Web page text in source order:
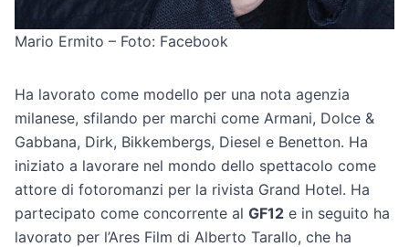
Mario Ermito – Foto: Facebook
Ha lavorato come modello per una nota agenzia
milanese, sfilando per marchi come Armani, Dolce &
Gabbana, Dirk, Bikkembergs, Diesel e Benetton. Ha
iniziato a lavorare nel mondo dello spettacolo come
attore di fotoromanzi per la rivista Grand Hotel. Ha
partecipato come concorrente al GF12 e in seguito ha
lavorato per l’Ares Film di Alberto Tarallo, che ha